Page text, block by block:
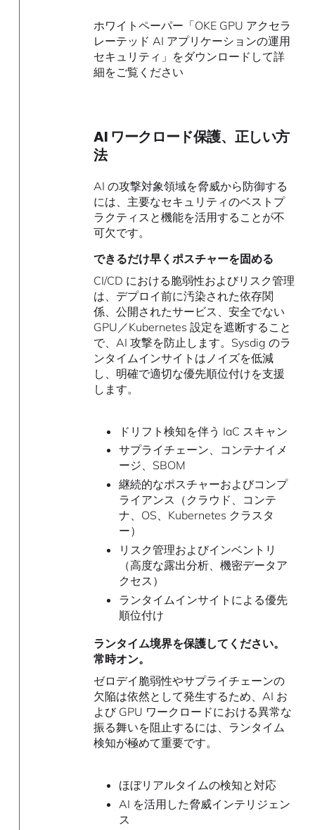
ホワイトペーパー「OKE GPU アクセラ
レーテッド AI アプリケーションの運用
セキュリティ」をダウンロードして詳
細をご覧ください
AI ワークロード保護、正しい方
法
AI の攻撃対象領域を脅威から防御する
には、主要なセキュリティのベストプ
ラクティスと機能を活用することが不
可欠です。
できるだけ早くポスチャーを固める
CI/CD における脆弱性およびリスク管理
は、デプロイ前に汚染された依存関
係、公開されたサービス、安全でない
GPU／Kubernetes 設定を遮断すること
で、AI 攻撃を防止します。Sysdig のラ
ンタイムインサイトはノイズを低減
し、明確で適切な優先順位付けを支援
します。
ドリフト検知を伴う IaC スキャン
サプライチェーン、コンテナイメ
ージ、SBOM
継続的なポスチャーおよびコンプ
ライアンス（クラウド、コンテ
ナ、OS、Kubernetes クラスタ
ー）
リスク管理およびインベントリ
（高度な露出分析、機密データア
クセス）
ランタイムインサイトによる優先
順位付け
ランタイム境界を保護してください。
常時オン。
ゼロデイ脆弱性やサプライチェーンの
欠陥は依然として発生するため、AI お
よび GPU ワークロードにおける異常な
振る舞いを阻止するには、ランタイム
検知が極めて重要です。
ほぼリアルタイムの検知と対応
AI を活用した脅威インテリジェン
ス